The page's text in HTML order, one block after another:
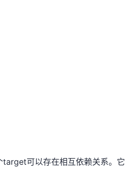
可以存在相互依赖关系。它